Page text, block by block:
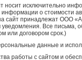
носит исключительно
о стоимости
сайт принадлежат ООО
Все письма,
или договором срок.)
данные и
работы с сайтом и